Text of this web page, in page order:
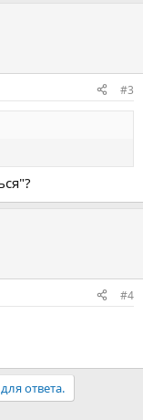
#3
#4
ответа.